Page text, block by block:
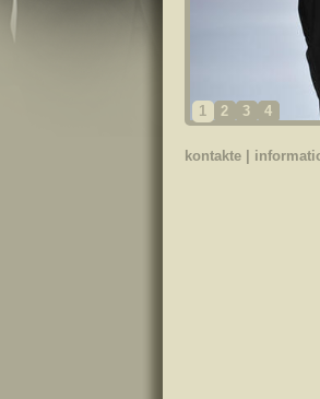
1 2 3 4
kontakte|